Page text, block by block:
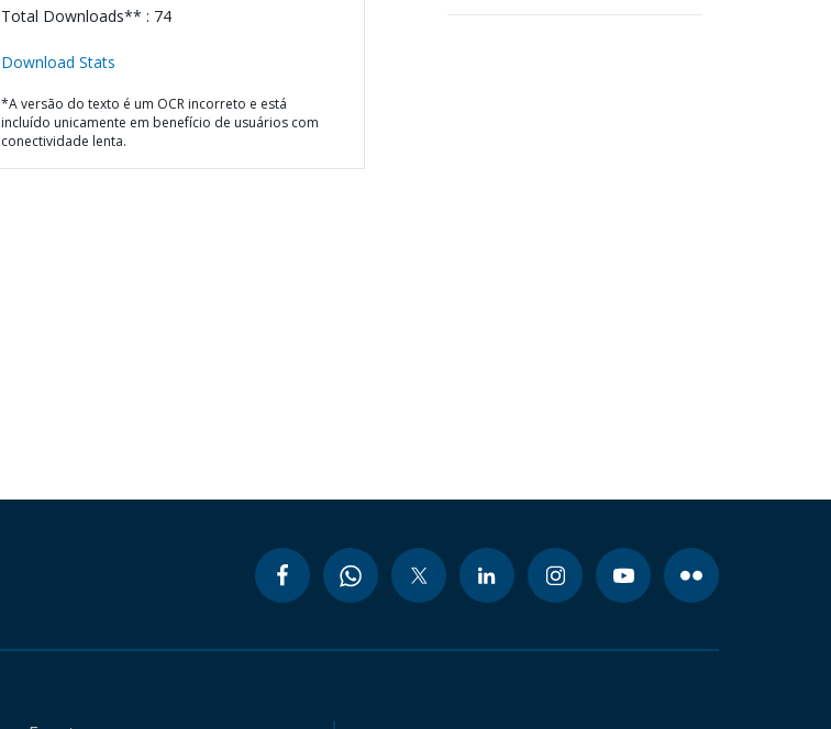
Total Downloads** : 74
Download Stats
*A versão do texto é um OCR incorreto e está
incluído unicamente em benefício de usuários com
conectividade lenta.